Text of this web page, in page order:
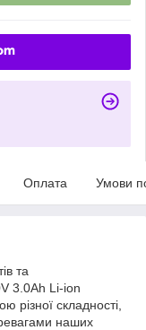
Оплата Умови
та
3.0Ah Li-ion
різної складності,
наших